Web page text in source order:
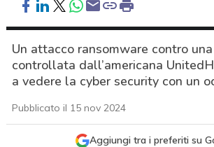
Un attacco ransomware contro
controllata dall’americana
a vedere la cyber security con un
Pubblicato il 15 nov 2024
Aggiungi tra i preferiti su